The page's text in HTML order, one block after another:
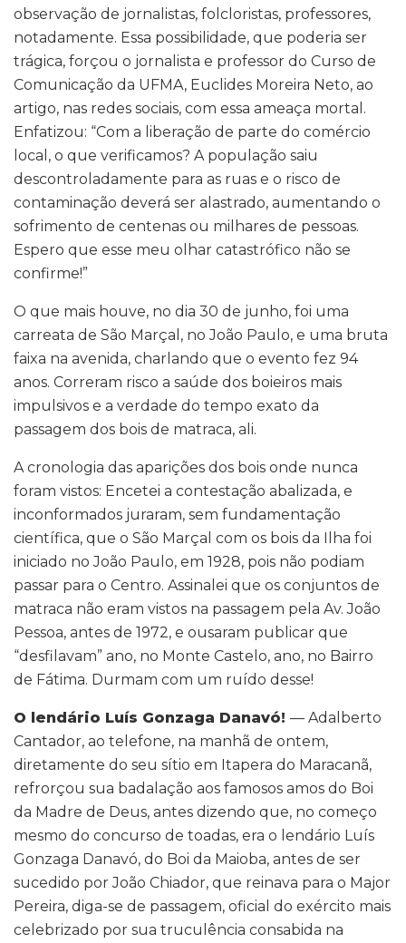
observação de jornalistas, folcloristas, professores,
notadamente. Essa possibilidade, que poderia ser
trágica, forçou o jornalista e professor do Curso de
Comunicação da UFMA, Euclides Moreira Neto, ao
artigo, nas redes sociais, com essa ameaça mortal.
Enfatizou: “Com a liberação de parte do comércio
local, o que verificamos? A população saiu
descontroladamente para as ruas e o risco de
contaminação deverá ser alastrado, aumentando o
sofrimento de centenas ou milhares de pessoas.
Espero que esse meu olhar catastrófico não se
confirme!”
O que mais houve, no dia 30 de junho, foi uma
carreata de São Marçal, no João Paulo, e uma bruta
faixa na avenida, charlando que o evento fez 94
anos. Correram risco a saúde dos boieiros mais
impulsivos e a verdade do tempo exato da
passagem dos bois de matraca, ali.
A cronologia das aparições dos bois onde nunca
foram vistos: Encetei a contestação abalizada, e
inconformados juraram, sem fundamentação
científica, que o São Marçal com os bois da Ilha foi
iniciado no João Paulo, em 1928, pois não podiam
passar para o Centro. Assinalei que os conjuntos de
matraca não eram vistos na passagem pela Av. João
Pessoa, antes de 1972, e ousaram publicar que
“desfilavam” ano, no Monte Castelo, ano, no Bairro
de Fátima. Durmam com um ruído desse!
O lendário Luís Gonzaga Danavó! — Adalberto
Cantador, ao telefone, na manhã de ontem,
diretamente do seu sítio em Itapera do Maracanã,
refrorçou sua badalação aos famosos amos do Boi
da Madre de Deus, antes dizendo que, no começo
mesmo do concurso de toadas, era o lendário Luís
Gonzaga Danavó, do Boi da Maioba, antes de ser
sucedido por João Chiador, que reinava para o Major
Pereira, diga-se de passagem, oficial do exército mais
celebrizado por sua truculência consabida na